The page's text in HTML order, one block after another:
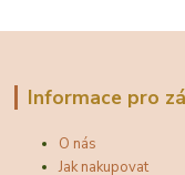
Informace pro
O nás
Jak nakupovat